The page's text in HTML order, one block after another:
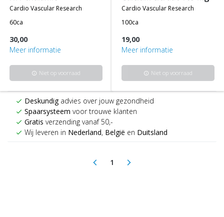
cardio vascular research
60ca
30,00
Meer informatie
info Niet op voorraad
cardio vascular research
100ca
19,00
Meer informatie
info Niet op voorraad
check Deskundigadvies over jouw gezondheid
check Spaarsysteem voor trouwe klanten
check Gratis verzending vanaf 50,-
check Wij leveren in Nederland, België en Duitsland
arrow_back_ios 1(current)
arrow_forward_ios